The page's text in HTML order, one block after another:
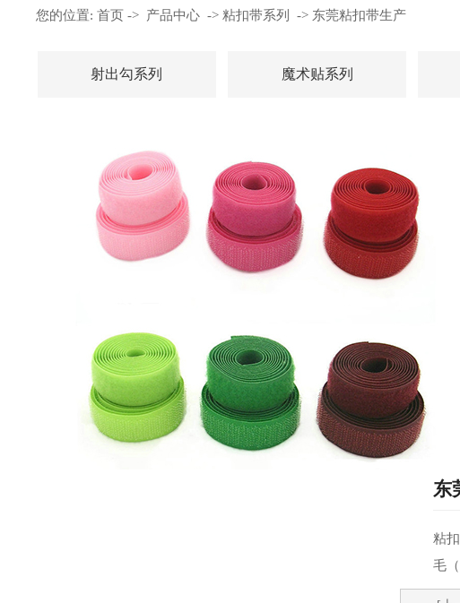
您的位置:首页 -> 产品中心 -> 粘扣带系列 -> 东莞粘扣带生产
射出勾系列 魔术贴系列
东
粘
毛